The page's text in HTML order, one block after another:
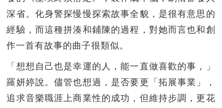
深省。化身警探慢慢探索故事全貌，是很有意思的
經驗，而這種拼湊和鋪陳的過程，對她而言也和創
作一首有故事的曲子很類似。
「想想自己也是幸運的人，能一直做喜歡的事，」
羅妍婷說。儘管也想過，是否要更「拓展事業」，
追求音樂職涯上商業性的成功，但維持步調，更花